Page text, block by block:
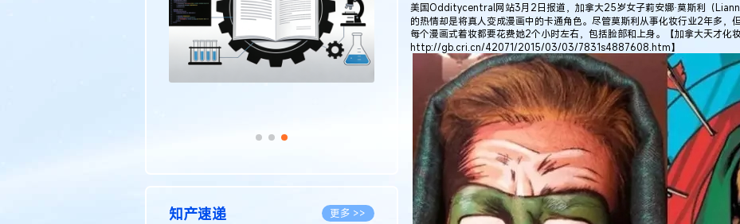
知产速递 更多 >>
美国Odditycentral网站3月2日报道，加拿大25岁女子莉安娜·莫斯利（
的热情却是将真人变成漫画中的卡通角色。尽管莫斯利从事化妆行业2年多，
每个漫画式着妆都要花费她2个小时左右，包括脸部和上身。【加拿大天才化
http://gb.cri.cn/42071/2015/03/03/7831s4887608.htm】